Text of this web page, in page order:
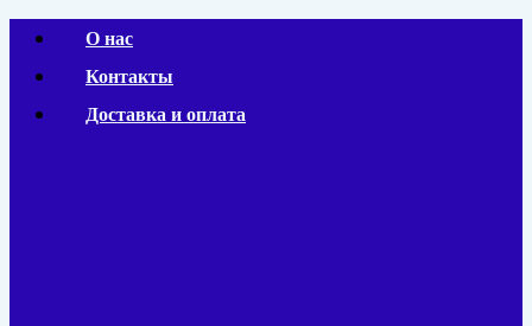
Перейти
содержимому
О нас
Контакты
Доставка и оплата